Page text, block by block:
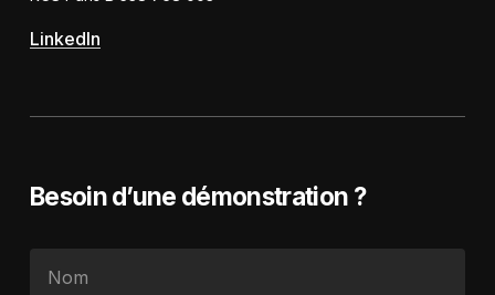
LinkedIn
Besoin d’une démonstration ?